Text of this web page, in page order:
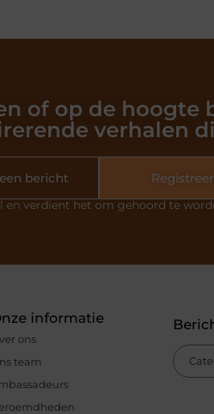
of op de hoogte
verhalen
bericht
en verdient het om gehoord te
informatie
ons
team